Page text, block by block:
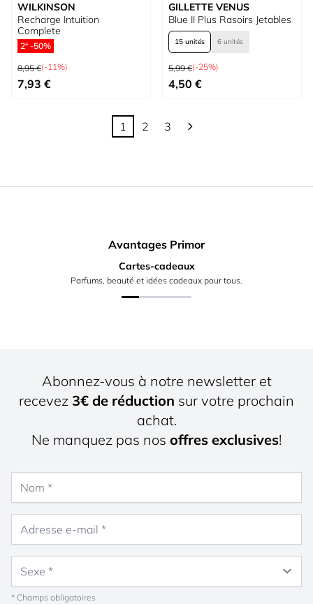
WILKINSON
Recharge Intuition
Complete
2ª -50%
Prix normal
8,95 €(-11%)
Prix spécial
7,93 €
GILLETTE VENUS
Blue II Plus Rasoirs Jetables
6 unités
15 unités
Prix normal
5,99 €(-25%)
À partir de
4,50 €
Vous lisez actuellement la page
1
Page
2
Page
3
Avantages Primor
Cartes-cadeaux
Parfums, beauté et idées cadeaux pour tous.
Abonnez-vous à notre newsletter et
recevez 3€ de réduction sur votre prochain
achat.
Ne manquez pas nos offres exclusives!
* Champs obligatoires